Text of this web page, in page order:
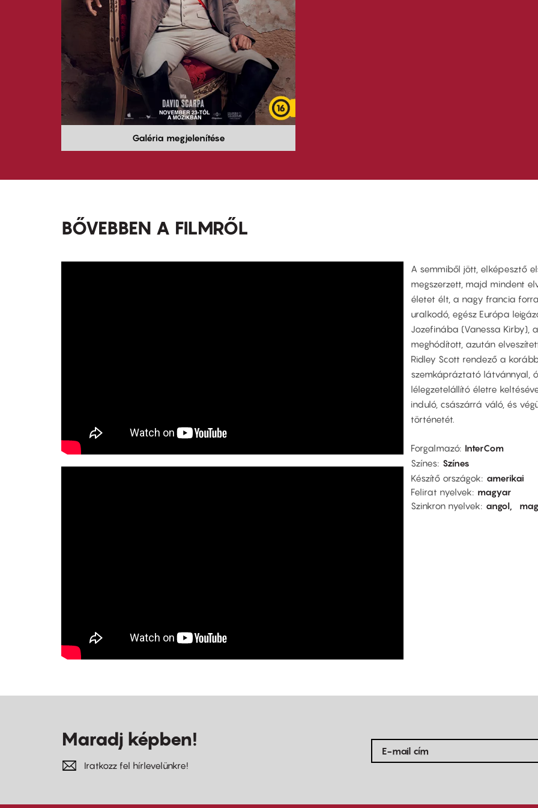
Galéria megjelenítése
BŐVEBBEN A FILMRŐL
A semmiből jött, elképesztő
megszerzett, majd mindent
életet élt, a nagy francia
uralkodó, egész Európa
Jozefinába (Vanessa Kirby),
meghódított, azután
Ridley Scott rendező a
szemkápráztató látvánnyal,
lélegzetelállító életre
induló, császárrá váló, és
történetét.
Forgalmazó InterCom
Színes Színes
Készítő országok
amerikai
Felirat nyelvek
magyar
Szinkron nyelvek
angol
Maradj képben!
Iratkozz fel hírlevelünkre!